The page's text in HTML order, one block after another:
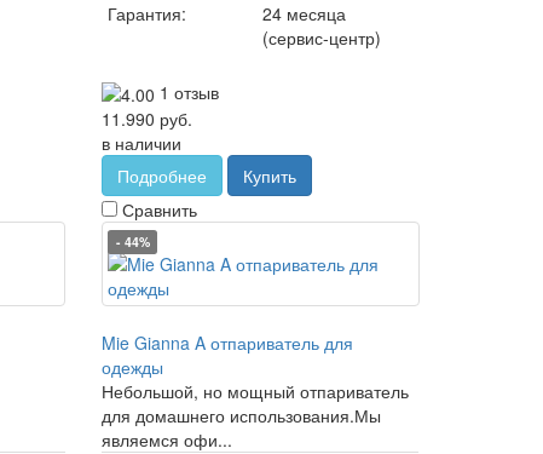
Гарантия:
24 месяца
(сервис-центр)
1 отзыв
11.990 руб.
в наличии
Подробнее
Купить
Сравнить
- 44%
Mie Gianna A отпариватель для
одежды
Небольшой, но мощный отпариватель
для домашнего использования.Мы
являемся офи...